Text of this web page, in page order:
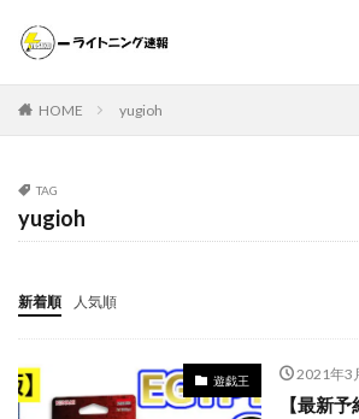
HOME yugioh
TAG
yugioh
新着順 人気順
遊戯王 2021年3
【最新
スニーカー ファッション
000個
20thシークレット 20